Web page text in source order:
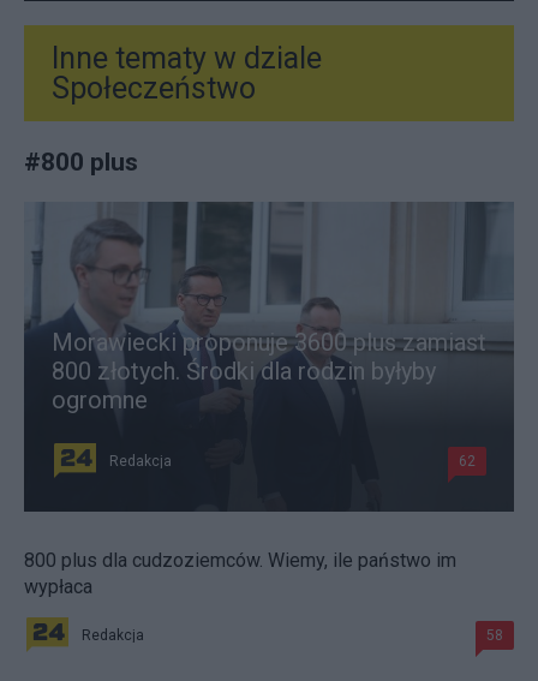
Inne tematy w dziale
Społeczeństwo
#800 plus
Morawiecki proponuje 3600 plus zamiast
800 złotych. Środki dla rodzin byłyby
ogromne
Redakcja 62
800 plus dla cudzoziemców. Wiemy, ile państwo im
wypłaca
Redakcja 58